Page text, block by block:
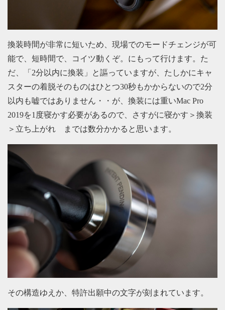
換装時間が非常に短いため、現場でのモードチェンジが可
能で、短時間で、コイツ動くぞ。にもって行けます。た
だ、「2分以内に換装」と謳っていますが、たしかにキャ
スターの着脱そのものはひとつ30秒もかからないので2分
以内も嘘ではありません・・が、換装には重いMac Pro
2019を1度寝かす必要があるので、さすがに寝かす＞換装
＞立ち上がれ までは数分かかると思います。
その構造ゆえか、特許出願中の文字が刻まれています。